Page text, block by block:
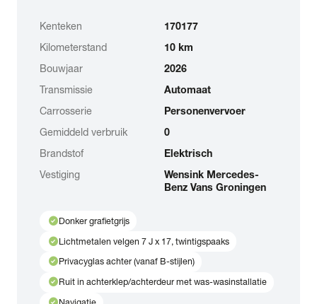
Kenteken
170177
Kilometerstand
10 km
Bouwjaar
2026
Transmissie
Automaat
Carrosserie
Personenvervoer
Gemiddeld verbruik
0
Brandstof
Elektrisch
Vestiging
Wensink Mercedes-
Benz Vans Groningen
check_circleDonker grafietgrijs
check_circleLichtmetalen velgen 7 J x 17, twintigspaaks
check_circlePrivacyglas achter (vanaf B-stijlen)
check_circleRuit in achterklep/achterdeur met was-wasinstallatie